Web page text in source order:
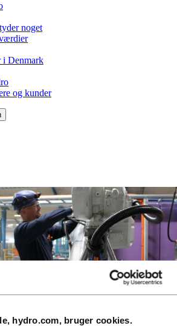
hydro.com, bruger cookies.
noget
i Denmark
og kunder